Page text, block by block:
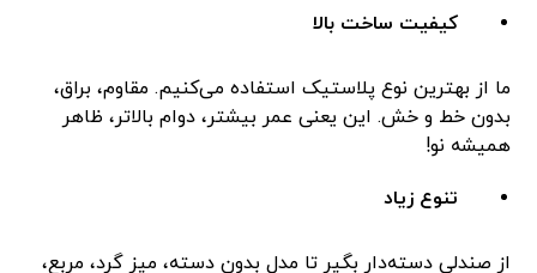
کیفیت ساخت بالا
ما از بهترین نوع پلاستیک استفاده می‌کنیم. مقاوم، براق،
بدون خط و خش. این یعنی عمر بیشتر، دوام بالاتر، ظاهر
همیشه نو!
تنوع زیاد
از صندلی دسته‌دار بگیر تا مدل بدون دسته، میز گرد، مربع،